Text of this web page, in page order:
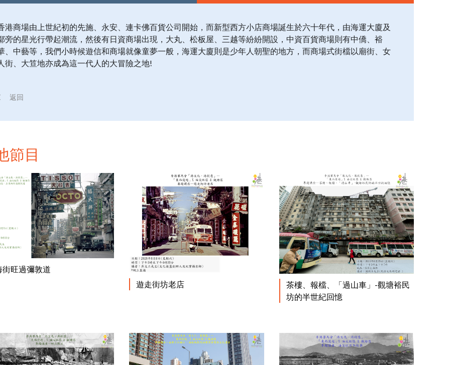
港商場由上世紀初的先施、永安、連卡佛百貨公司開始，而新型西方小店商場誕生於六十年代，由海運大廈及
旁的星光行帶起潮流，然後有日資商場出現，大丸、松板屋、三越等紛紛開設，中資百貨商場則有中僑、裕
、中藝等，我們小時候遊信和商場就像童夢一般，海運大廈則是少年人朝聖的地方，而商場式街檔以廟街、女
街、大笪地亦成為這一代人的大冒險之地!
返回
節目
街旺過彌敦道
遊走街坊老店 閱讀更多
茶樓、報檔、「過山車」-觀塘裕民
坊的半世紀回憶